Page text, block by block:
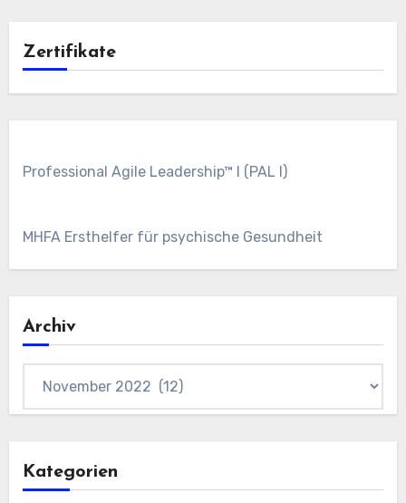
Zertifikate
Professional Agile Leadership™ I (PAL I)
MHFA Ersthelfer für psychische Gesundheit
Archiv
Kategorien